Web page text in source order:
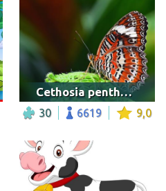
Cethosia penthesilea
30 6619 9,0